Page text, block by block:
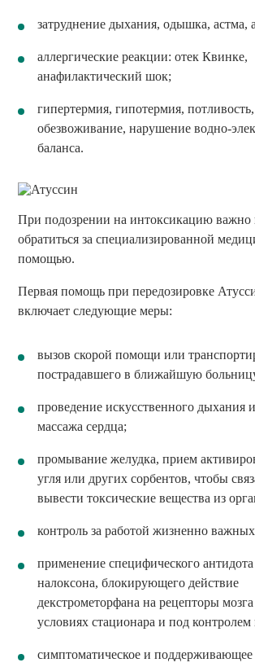
затруднение дыхания, одышка, астма,
аллергические реакции: отек Квинке,
анафилактический шок;
гипертермия, гипотермия,
обезвоживание, нарушение водно-
баланса.
При подозрении на интоксикацию важно
обратиться за специализированной
помощью.
Первая помощь при передозировке
включает следующие меры:
вызов скорой помощи или
пострадавшего в ближайшую
проведение искусственного дыхания
массажа сердца;
промывание желудка, прием
угля или других сорбентов, чтобы
вывести токсические вещества из
контроль за работой жизненно
применение специфического
налоксона, блокирующего действие
декстрометорфана на рецепторы мозга
условиях стационара и под контролем
симптоматическое и поддерживающее